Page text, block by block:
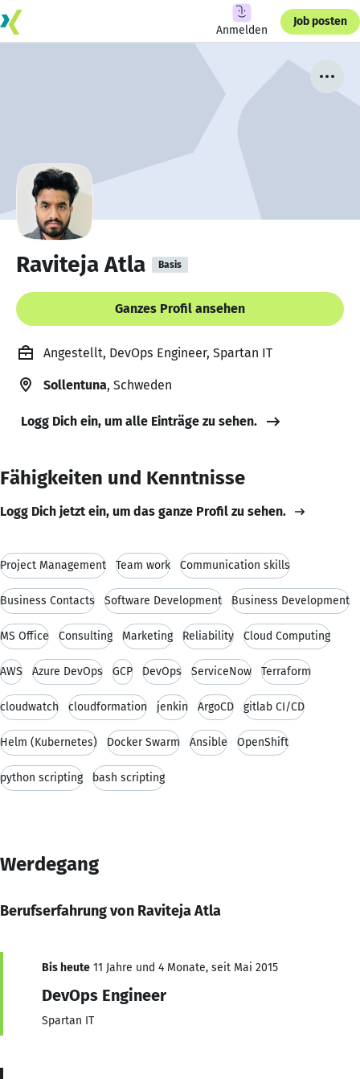
Anmelden
Job posten
Raviteja Atla Basis
Ganzes Profil ansehen
Angestellt, DevOps Engineer, Spartan IT
Sollentuna, Schweden
Logg Dich ein, um alle Einträge zu sehen.
Fähigkeiten und Kenntnisse
Logg Dich jetzt ein, um das ganze Profil zu sehen.
Project Management Team work Communication skills
Business Contacts Software Development Business Development
MS Office Consulting Marketing Reliability Cloud Computing
AWS Azure DevOps GCP DevOps ServiceNow Terraform
cloudwatch cloudformation jenkin ArgoCD gitlab CI/CD
Helm (Kubernetes) Docker Swarm Ansible OpenShift
python scripting bash scripting
Werdegang
Berufserfahrung von Raviteja Atla
Bis heute 11 Jahre und 4 Monate, seit Mai 2015
DevOps Engineer
Spartan IT